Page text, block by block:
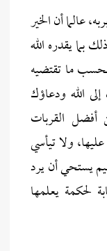
عالما أن الخير
بما يقدره الله
ما تقتضيه
الله ودعاؤك
أفضل القربات
ولا تيأسي
يستحي أن يرد
لحكمة يعلمها